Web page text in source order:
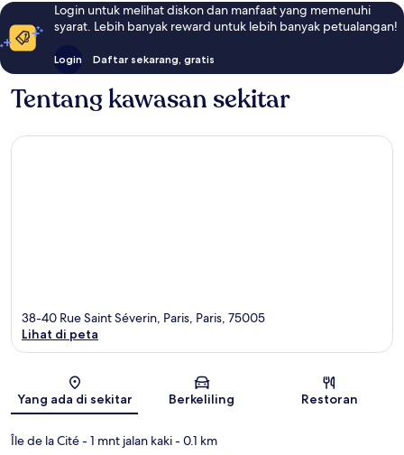
Login untuk melihat diskon dan manfaat yang memenuhi
syarat. Lebih banyak reward untuk lebih banyak petualangan!
Login Daftar sekarang, gratis
Tentang kawasan sekitar
Peta
38-40 Rue Saint Séverin, Paris, Paris, 75005
Lihat di peta
Yang ada di sekitar Berkeliling Restoran
Île de la Cité- 1 mnt jalan kaki- 0.1 km